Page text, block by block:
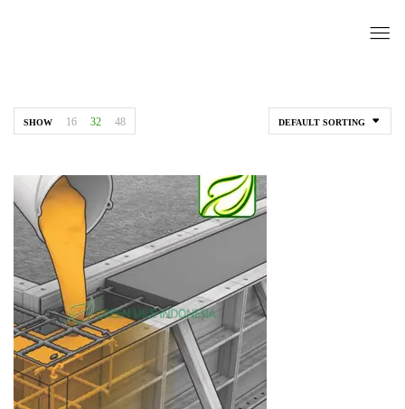
DEFAULT SORTING
SHOW 16 32 48